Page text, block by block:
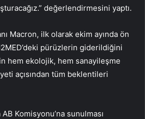
değerlendirmesini yaptı.
Macron, ilk olarak ekim ayında ön
pürüzlerin giderildiğini
hem ekolojik, hem sanayileşme
açısından tüm beklentileri
AB Komisyonu’na sunulması